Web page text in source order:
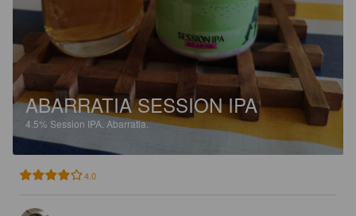
ABARRATIA SESSION IPA
4.5% Session IPA. Abarratia.
4.0